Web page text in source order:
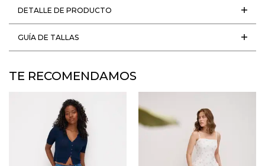
DETALLE DE PRODUCTO
GUÍA DE TALLAS
TE RECOMENDAMOS